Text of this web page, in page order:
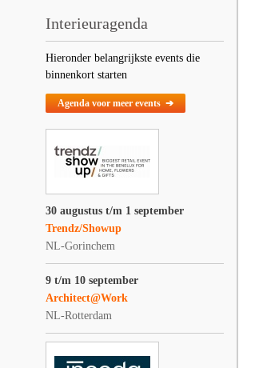
Interieuragenda
Hieronder belangrijkste events die
binnenkort starten
Agenda voor meer events ➔
30 augustus t/m 1 september
Trendz/Showup
NL-Gorinchem
9 t/m 10 september
Architect@Work
NL-Rotterdam